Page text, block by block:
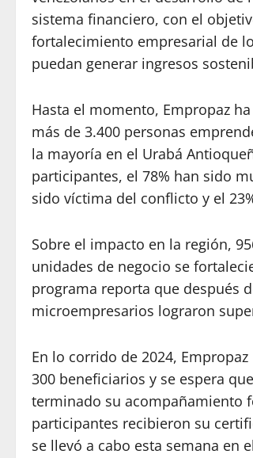
sistema financiero, con el
fortalecimiento empresarial de
puedan generar ingresos
Hasta el momento, Empropaz
más de 3.400 personas
la mayoría en el Urabá
participantes, el 78% han sido
sido víctima del conflicto y el
Sobre el impacto en la región,
unidades de negocio se
programa reporta que después
microempresarios lograron
En lo corrido de 2024,
300 beneficiarios y se espera
terminado su acompañamiento
participantes recibieron su
se llevó a cabo esta semana en